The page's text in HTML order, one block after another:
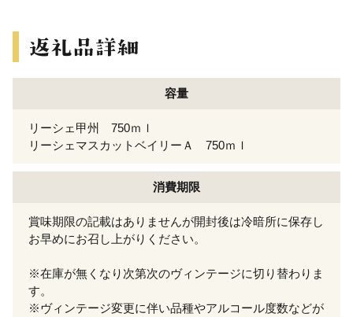
容量
リーシェ甲州 750ｍｌ
リーシェマスカットベイリーＡ 750ｍｌ
消費期限
賞味期限の記載はありませんが開封後は冷暗所に保存し
お早めにお召し上がりください。
※在庫が無くなり次第次のヴィンテージに切り替わりま
す。
※ヴィンテージ変更に伴い品種やアルコール度数などが